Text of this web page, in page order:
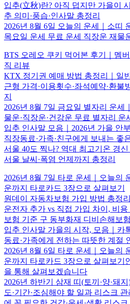
입추(立秋)란? 아직 덥지만 가을이
추 의미·풍습·인사말 총정리
2026년 8월 6일 오늘의 운세｜소띠
목요일 운세 무료 운세 직장운 재물
BTS 오레오 쿠키 먹어본 후기｜멤
직 리뷰
KTX 정기권 예매 방법 총정리｜일
근형 가격·이용횟수·좌석예약·환
지
2026년 8월 7일 금요일 별자리 운세
물운·직장운·건강운 무료 별자리 운
입추 인사말 모음｜2026년 가을 안
직장동료·가족·친구에게 보내는 좋
서울 40도 찍나? 역대 최고기온 경
서울 날씨·폭염 언제까지 총정리
2026년 8월 7일 타로 운세｜오늘의
운까지 타로카드 3장으로 살펴보기
원데이 자동차보험 가입 방법 총정
운전자 추가 vs 직접 가입 차이, 비
보험 기준 구 동부화재 디비손해보험
입추 인사말 가을의 시작, 모음｜카
동료·가족에게 전하는 따뜻한 계절
2026년 8월 6일 타로 운세｜오늘의
운까지 타로카드 3장으로 살펴보기
을 통해 살펴보겠습니다
2026년 하반기 삼재 띠(토끼·양·돼
도·기간·조심해야 할 일과 리스크